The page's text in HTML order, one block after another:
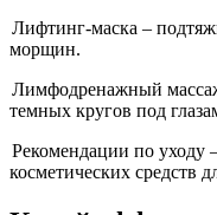
Лифтинг-маска –
морщин.
Лимфодренажный
темных кругов под
Рекомендации по уходу
косметических средств